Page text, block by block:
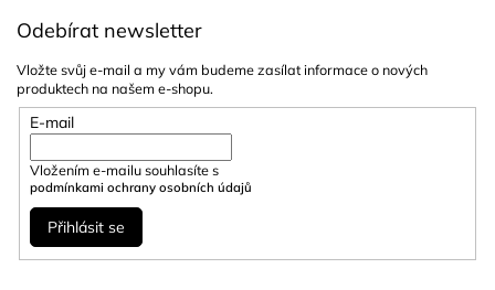
Odebírat newsletter
Vložte svůj e-mail a my vám budeme zasílat informace o nových
produktech na našem e-shopu.
E-mail
Vložením e-mailu souhlasíte s
podmínkami ochrany osobních údajů
Přihlásit se